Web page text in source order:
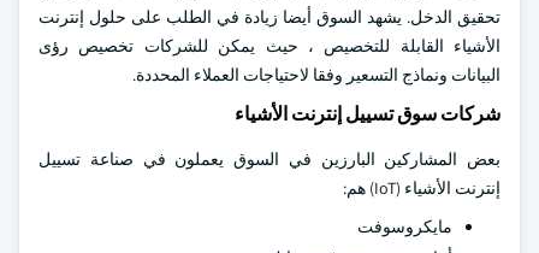
تحقيق الدخل. يشهد السوق أيضا زيادة في الطلب على حلول إنترنت
الأشياء القابلة للتخصيص ، حيث يمكن للشركات تخصيص رؤى
البيانات ونماذج التسعير وفقا لاحتياجات العملاء المحددة.
شركات سوق تسييل إنترنت الأشياء
بعض المشاركين البارزين في السوق يعملون في صناعة تسييل
إنترنت الأشياء (IoT) هم:
مايكروسوفت